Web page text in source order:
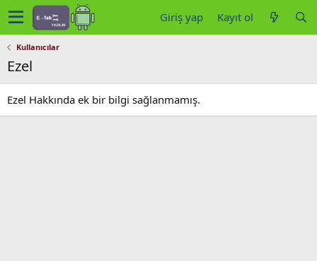
Giriş yap Kayıt ol
Kullanıcılar
Ezel
Ezel Hakkında ek bir bilgi sağlanmamış.